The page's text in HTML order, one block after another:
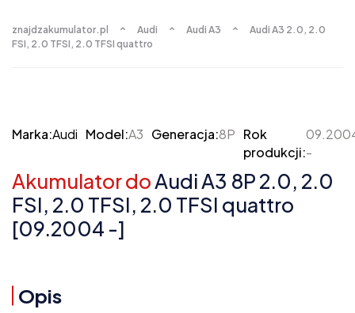
znajdzakumulator.pl Audi Audi A3
Audi A3 2.0, 2.0
FSI, 2.0 TFSI, 2.0 TFSI quattro
Marka:Audi Model:A3 Generacja:8P Rok
produkcji:-
Akumulator doAudi A3 8P 2.0, 2.0
FSI, 2.0 TFSI, 2.0 TFSI quattro
[09.2004 -]
Opis